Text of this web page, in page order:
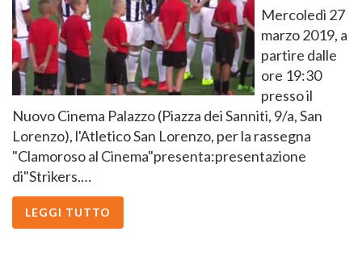
Mercoledì 27
marzo 2019, a
partire dalle
ore 19:30
presso il
Nuovo Cinema Palazzo (Piazza dei Sanniti, 9/a, San
Lorenzo), l'Atletico San Lorenzo, per la rassegna
"Clamoroso al Cinema"presenta:presentazione
di"Strikers.…
LEGGI TUTTO